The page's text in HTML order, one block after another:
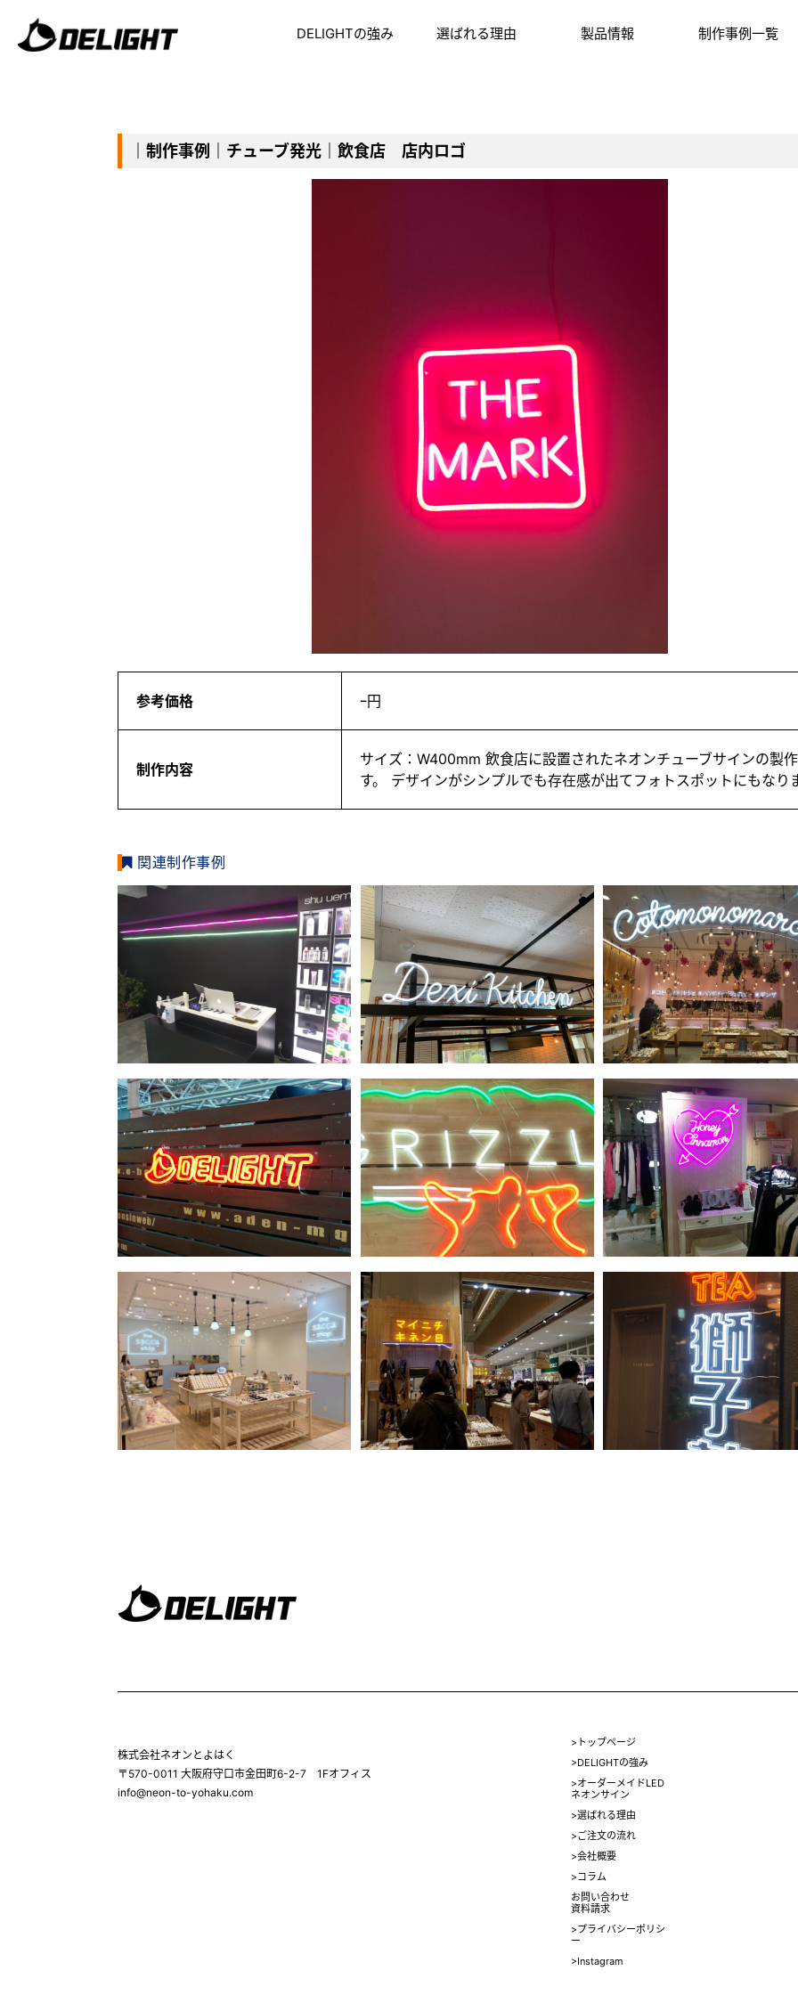
DELIGHTの強み 選ばれる理由 製品情報 制作事例一覧
｜制作事例｜チューブ発光｜飲食店 店内ロゴ
参考価格 ｰ円
制作内容
サイズ：W400mm 飲食店に設置されたネオンチューブサインの製
す。 デザインがシンプルでも存在感が出てフォトスポットにもなりま
関連制作事例
株式会社ネオンとよはく
〒570-0011 大阪府守口市金田町6-2-7 1Fオフィス
info@neon-to-yohaku.com
>トップページ
>DELIGHTの強み
>オーダーメイドLED
ネオンサイン
>選ばれる理由
>ご注文の流れ
>会社概要
>コラム
お問い合わせ
資料請求
>プライバシーポリシ
ー
>Instagram